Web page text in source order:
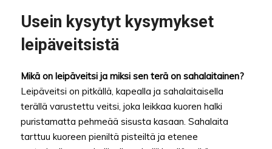
Usein kysytyt kysymykset
leipäveitsistä
Mikä on leipäveitsi ja miksi sen terä on sahalaitainen?
Leipäveitsi on pitkällä, kapealla ja sahalaitaisella
terällä varustettu veitsi, joka leikkaa kuoren halki
puristamatta pehmeää sisusta kasaan. Sahalaita
tarttuu kuoreen pieniltä pisteiltä ja etenee